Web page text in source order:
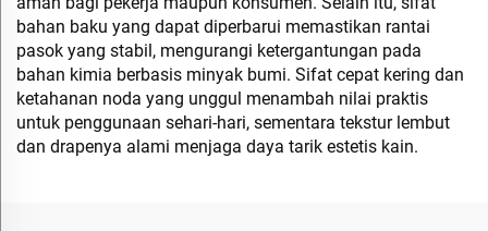
bahan baku yang dapat diperbarui memastikan rantai
pasok yang stabil, mengurangi ketergantungan pada
bahan kimia berbasis minyak bumi. Sifat cepat kering dan
ketahanan noda yang unggul menambah nilai praktis
untuk penggunaan sehari-hari, sementara tekstur lembut
dan drapenya alami menjaga daya tarik estetis kain.